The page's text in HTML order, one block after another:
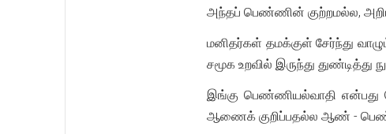
அந்தப் பெண்ணின் குற்றமல்ல,
மனிதர்கள் தமக்குள் சேர்ந்து
சமூக உறவில் இருந்து
இங்கு பெண்ணியல்வாதி
ஆணைக் குறிப்பதல்ல ஆண் - பெண்